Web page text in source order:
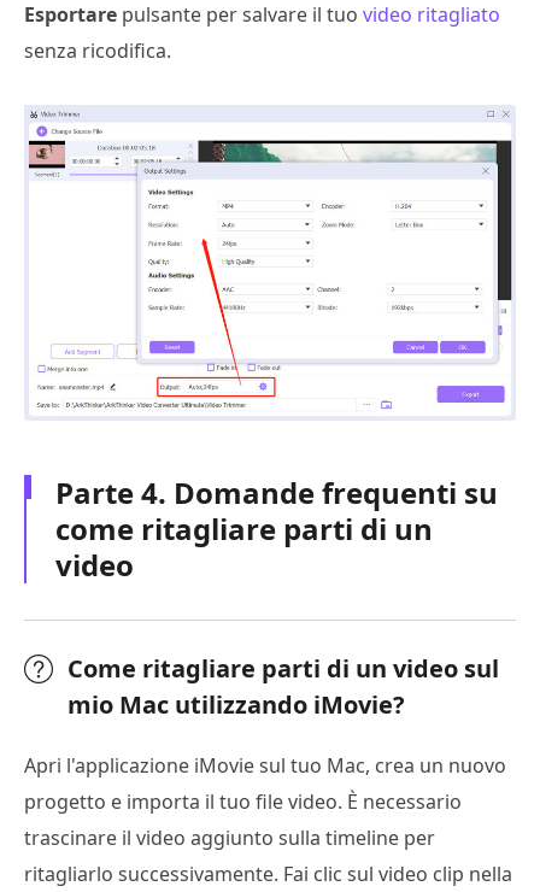
Esportare pulsante per salvare il tuo video ritagliato
senza ricodifica.
Parte 4. Domande frequenti su
come ritagliare parti di un
video
Come ritagliare parti di un video sul
mio Mac utilizzando iMovie?
Apri l'applicazione iMovie sul tuo Mac, crea un nuovo
progetto e importa il tuo file video. È necessario
trascinare il video aggiunto sulla timeline per
ritagliarlo successivamente. Fai clic sul video clip nella